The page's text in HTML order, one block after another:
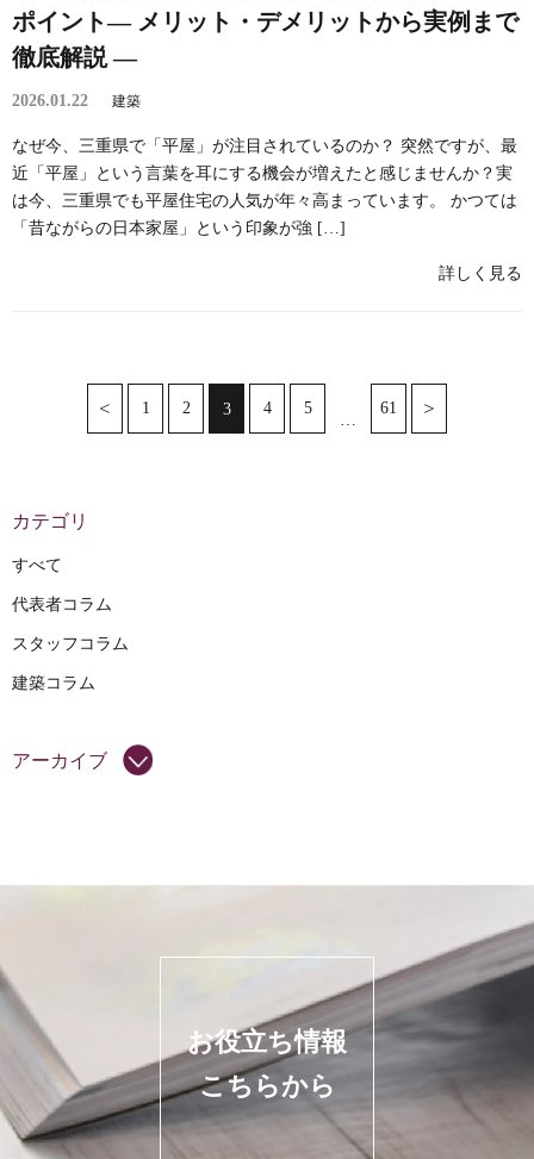
ポイント― メリット・デメリットから実例まで
徹底解説 ―
2026.01.22 建築
なぜ今、三重県で「平屋」が注目されているのか？ 突然ですが、最
近「平屋」という言葉を耳にする機会が増えたと感じませんか？実
は今、三重県でも平屋住宅の人気が年々高まっています。 かつては
「昔ながらの日本家屋」という印象が強 […]
詳しく見る
1 2 3 4 5
…
61
カテゴリ
すべて
代表者コラム
スタッフコラム
建築コラム
アーカイブ
お役立ち情報
こちらから